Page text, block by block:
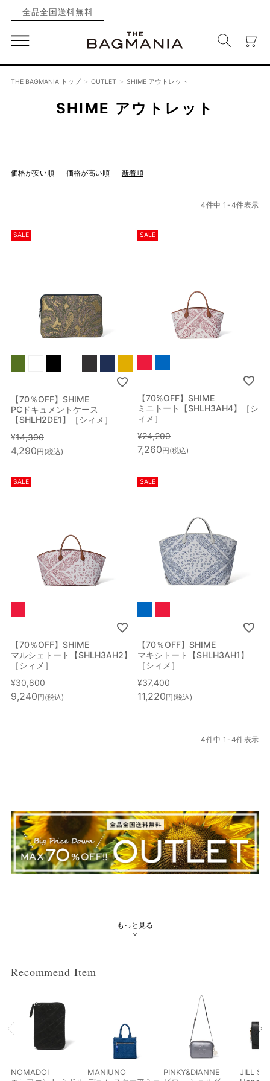
全品全国送料無料
絞り込み検索
メイン
THE BAGMANIA トップ OUTLET SHIME アウトレット
SHIME アウトレット
価格が安い順 価格が高い順 新着順
4件中 1 -4件表示
SALE
【70％OFF】SHIME
PCドキュメントケース
【SHLH2DE1】［シィメ］
¥14,300
4,290 税込
SALE
【70%OFF】SHIME
ミニトート【SHLH3AH4】［シ
ィメ］
¥24,200
7,260 税込
SALE
【70％OFF】SHIME
マルシェトート【SHLH3AH2】
［シィメ］
¥30,800
9,240 税込
SALE
【70％OFF】SHIME
マキシトート【SHLH3AH1】
［シィメ］
¥37,400
11,220 税込
4件中 1 -4件表示
もっと見る
Recommend Item
NOMADOI
MANIUNO
PINKY&DIANNE
JILL